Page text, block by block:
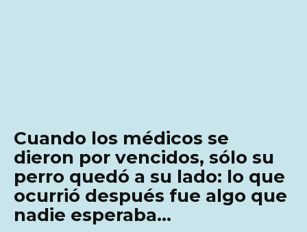
Cuando los médicos se
dieron por vencidos, sólo su
perro quedó a su lado: lo que
ocurrió después fue algo que
nadie esperaba…